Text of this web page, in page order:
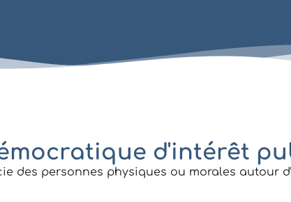
d'intérêt
des personnes physiques ou morales